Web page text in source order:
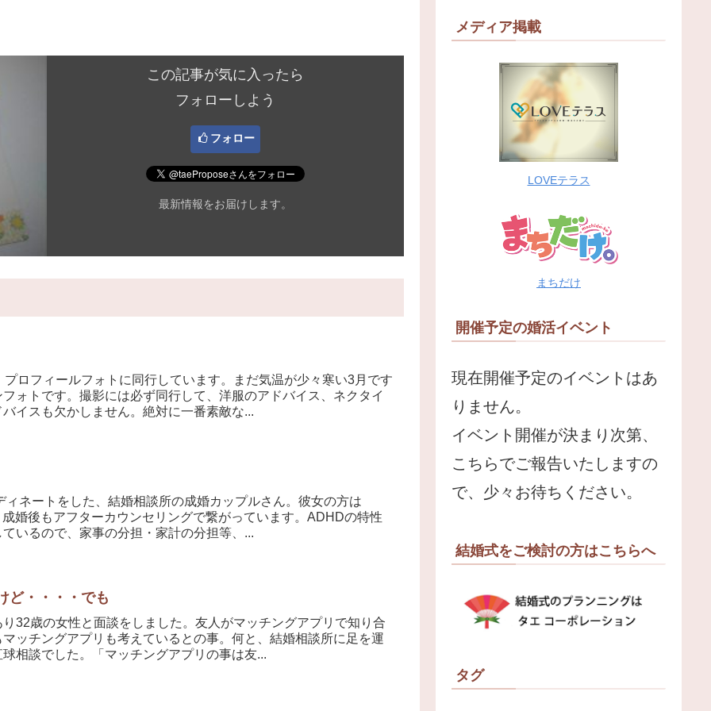
この記事が気に入ったら
フォローしよう
フォロー
最新情報をお届けします。
ロフィールフォトに同行しています。まだ気温が少々寒い3月です
ォトです。撮影には必ず同行して、洋服のアドバイス、ネクタイ
イスも欠かしません。絶対に一番素敵な...
ィネートをした、結婚相談所の成婚カップルさん。彼女の方は
婚後もアフターカウンセリングで繋がっています。ADHDの特性
いるので、家事の分担・家計の分担等、...
ど・・・・でも
32歳の女性と面談をしました。友人がマッチングアプリで知り合
ッチングアプリも考えているとの事。何と、結婚相談所に足を運
相談でした。「マッチングアプリの事は友...
メディア掲載
LOVEテラス
まちだけ
開催予定の婚活イベント
現在開催予定のイベントはあ
りません。
イベント開催が決まり次第、
こちらでご報告いたしますの
で、少々お待ちください。
結婚式をご検討の方はこちらへ
タグ